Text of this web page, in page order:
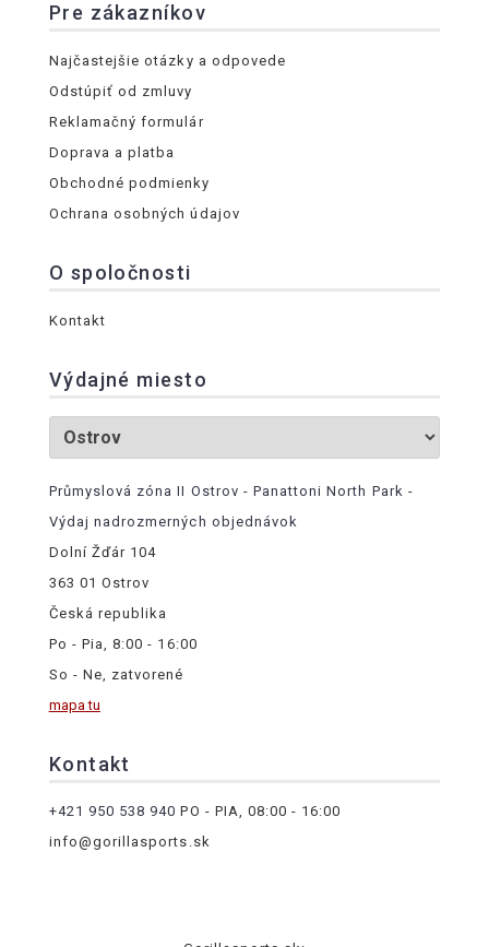
Pre zákazníkov
Najčastejšie otázky a odpovede
Odstúpiť od zmluvy
Reklamačný formulár
Doprava a platba
Obchodné podmienky
Ochrana osobných údajov
O spoločnosti
Kontakt
Výdajné miesto
Průmyslová zóna II Ostrov - Panattoni North Park -
Výdaj nadrozmerných objednávok
Dolní Žďár 104
363 01 Ostrov
Česká republika
Po - Pia, 8:00 - 16:00
So - Ne, zatvorené
mapa tu
Kontakt
+421 950 538 940 PO - PIA, 08:00 - 16:00
info@gorillasports.sk